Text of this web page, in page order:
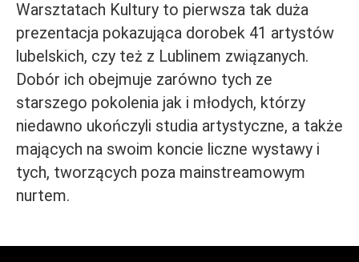
Warsztatach Kultury to pierwsza tak duża
prezentacja pokazująca dorobek 41 artystów
lubelskich, czy też z Lublinem związanych.
Dobór ich obejmuje zarówno tych ze
starszego pokolenia jak i młodych, którzy
niedawno ukończyli studia artystyczne, a także
mających na swoim koncie liczne wystawy i
tych, tworzących poza mainstreamowym
nurtem.